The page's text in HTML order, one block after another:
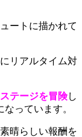
ートに描かれて
リアルタイム対
ステージを冒険し
っています。
晴らしい報酬を